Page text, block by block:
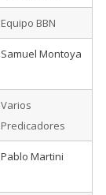
Equipo BBN
Samuel Montoya
Varios
Predicadores
Pablo Martini